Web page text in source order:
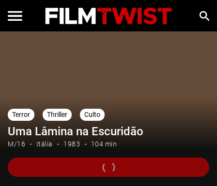
Terror Thriller Culto
Uma Lâmina na Escuridão
M/16 Itália 1983 104 min